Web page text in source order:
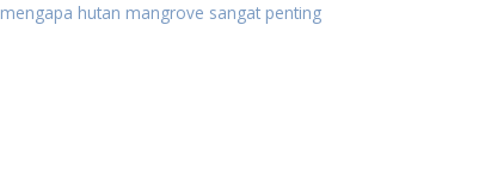
mengapa hutan mangrove sangat penting